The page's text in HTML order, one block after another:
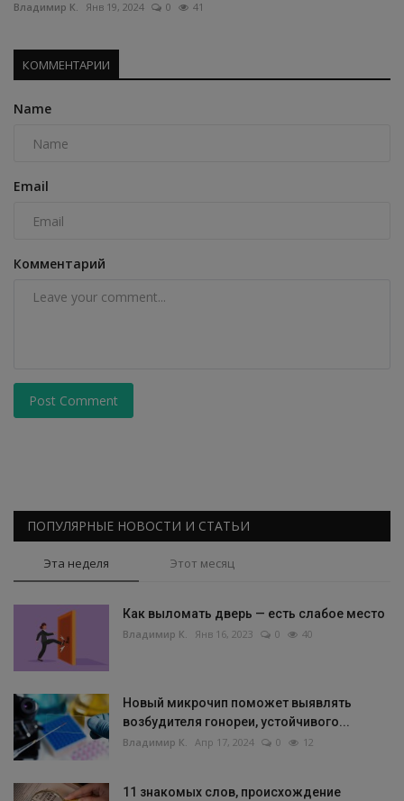
Владимир К. Янв 19, 2024 0 41
КОММЕНТАРИИ
Name
Email
Комментарий
Post Comment
ПОПУЛЯРНЫЕ НОВОСТИ И СТАТЬИ
Эта неделя Этот месяц
Как выломать дверь — есть слабое место
Владимир К. Янв 16, 2023 0 40
Новый микрочип поможет выявлять
возбудителя гонореи, устойчивого...
Владимир К. Апр 17, 2024 0 12
11 знакомых слов, происхождение